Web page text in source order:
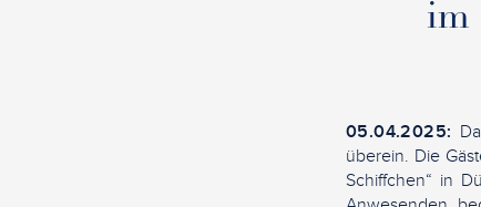
im
05.04.2025:
überein. Die
Schiffchen“ in